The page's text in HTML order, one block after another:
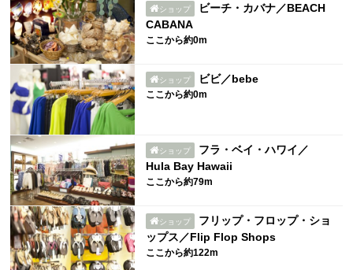
ショップ
ビーチ・カバナ／BEACH
CABANA
ここから約0m
ショップ ビビ／bebe
ここから約0m
ショップ
フラ・ベイ・ハワイ／
Hula Bay Hawaii
ここから約79m
ショップ
フリップ・フロップ・ショ
ップス／Flip Flop Shops
ここから約122m